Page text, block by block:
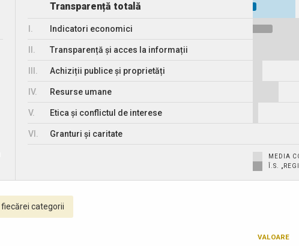
Transparență totală
Indicatori economici
Transparență și acces la informații
Achiziții publice și proprietăți
IV. Resurse umane
V. Etica și conflictul de interese
VI. Granturi și caritate
MEDIA
Î.S.
categorii
VALOARE